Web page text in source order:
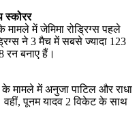
स्कोरर
में जेमिमा रोड्रिग्स पहले
ने 3 मैच में सबसे ज्यादा 123
रन बनाए हैं।
मामले में अनुजा पाटिल और राधा
पूनम यादव 2 विकेट के साथ